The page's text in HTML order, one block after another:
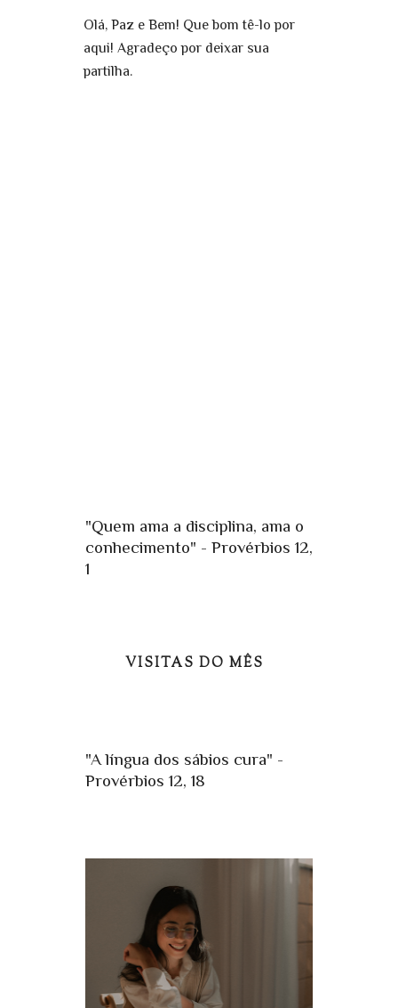
Olá, Paz e Bem! Que bom tê-lo por
aqui! Agradeço por deixar sua
partilha.
"Quem ama a disciplina, ama o
conhecimento" - Provérbios 12,
1
VISITAS DO MÊS
"A língua dos sábios cura" -
Provérbios 12, 18